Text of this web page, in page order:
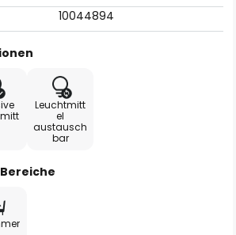
10044894
Leuchtmitt
el
austausch
bar